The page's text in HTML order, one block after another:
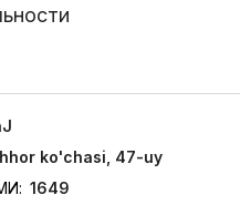
ko'chasi, 47-uy
1649